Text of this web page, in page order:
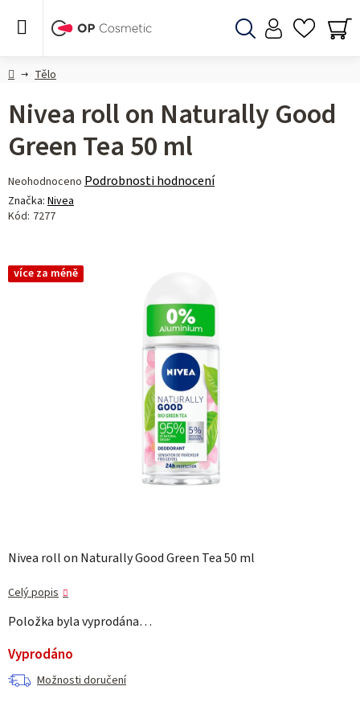
DomůTělo
Nivea roll on Naturally Good Green Tea 50 ml
Celý popis
Položka byla vyprodána…
Vyprodáno
Možnosti doručení
Nivea roll on Naturally Good
Green Tea 50 ml
Průměrné
hodnocení
produktu
z 5
hvězdiček.
Neohodnoceno Podrobnosti hodnocení
Značka: Nivea
Kód: 7277
více za méně